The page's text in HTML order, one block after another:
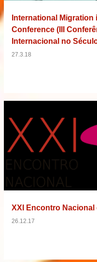
International Migration
Conference (III
Internacional no
27.3.18
XXI Encontro
26.12.17